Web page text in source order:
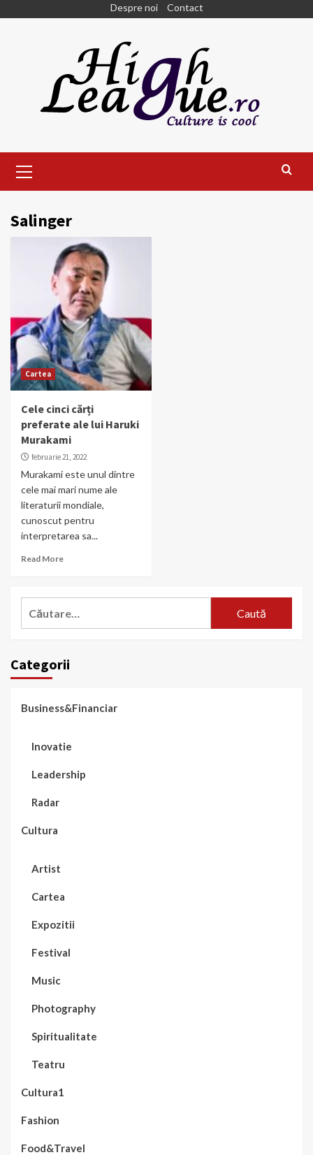
Despre noi Contact
Menu
Salinger
Cartea
Cele cinci cărți
preferate ale lui Haruki
Murakami
februarie 21, 2022
Murakami este unul dintre
cele mai mari nume ale
literaturii mondiale,
cunoscut pentru
interpretarea sa...
Read More
Categorii
Business&Financiar
Inovatie
Leadership
Radar
Cultura
Artist
Cartea
Expozitii
Festival
Music
Photography
Spiritualitate
Teatru
Cultura1
Fashion
Food&Travel